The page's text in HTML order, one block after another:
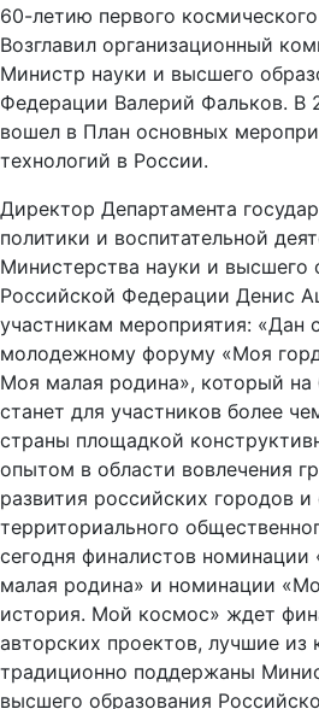
60-летию первого
Возглавил организационный
Министр науки и высшего
Федерации Валерий Фальков. В
вошел в План основных
технологий в России.
Директор Департамента
политики и воспитательной
Министерства науки и высшего
Российской Федерации Денис
участникам мероприятия: «Дан
молодежному форуму «Моя
Моя малая родина», который
станет для участников более
страны площадкой
опытом в области вовлечения
развития российских городов и
территориального
сегодня финалистов
малая родина» и номинации
история. Мой космос» ждет
авторских проектов, лучшие из
традиционно поддержаны
высшего образования